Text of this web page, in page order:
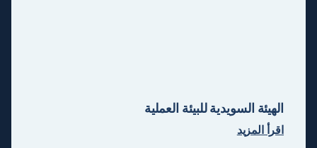
الهيئة السويدية للبيئة العملية
اقرأ المزيد